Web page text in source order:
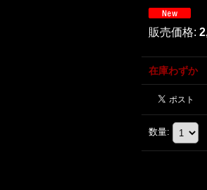
販売価格:
在庫わずか
数量: